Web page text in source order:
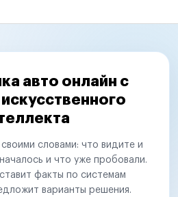
авто онлайн с
словами: что видите и
и что уже пробовали.
факты по системам
варианты решения.